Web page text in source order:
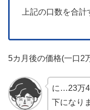
上記の口数を合
5カ月後の価格(一口2
に…23万
下になり